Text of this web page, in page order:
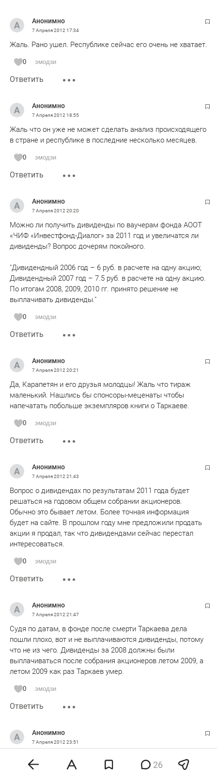
Анонимно
7 Апреля 2012 17:34
Жаль. Рано ушел. Республике сейчас его очень не хватает.
0 эмодзи
Ответить
Анонимно
7 Апреля 2012 18:55
Жаль что он уже не может сделать анализ происходящего
в стране и республике в последние несколько месяцев.
0 эмодзи
Ответить
Анонимно
7 Апреля 2012 20:20
Можно ли получить дивиденды по ваучерам фонда АООТ
«ЧИФ «Инвестфонд-Диалог» за 2011 год и увеличатся ли
дивиденды? Вопрос дочерям покойного.
"Дивидендный 2006 год – 6 руб. в расчете на одну акцию;
Дивидендный 2007 год – 7.5 руб. в расчете на одну акцию.
По итогам 2008, 2009, 2010 гг. принято решение не
выплачивать дивиденды."
0 эмодзи
Ответить
Анонимно
7 Апреля 2012 20:21
Да, Карапетян и его друзья молодцы! Жаль что тираж
маленький. Нашлись бы спонсоры-меценаты чтобы
напечатать побольше экземпляров книги о Таркаеве.
0 эмодзи
Ответить
Анонимно
7 Апреля 2012 21:43
Вопрос о дивидендах по результатам 2011 года будет
решаться на годовом общем собрании акционеров.
Обычно это бывает летом. Более точная информация
будет на сайте. В прошлом году мне предложили продать
акции я продал, так что дивидендами сейчас перестал
интересоваться.
0 эмодзи
Ответить
Анонимно
7 Апреля 2012 21:47
Судя по датам, в фонде после смерти Таркаева дела
пошли плохо, вот и не выплачиваются дивиденды, потому
что не из чего. Дивиденды за 2008 должны были
выплачиваться после собрания акционеров летом 2009, а
летом 2009 как раз Таркаев умер.
0 эмодзи
Ответить
Анонимно
7 Апреля 2012 23:51
Тем, что своими изданиями он пытается совершить почти
26